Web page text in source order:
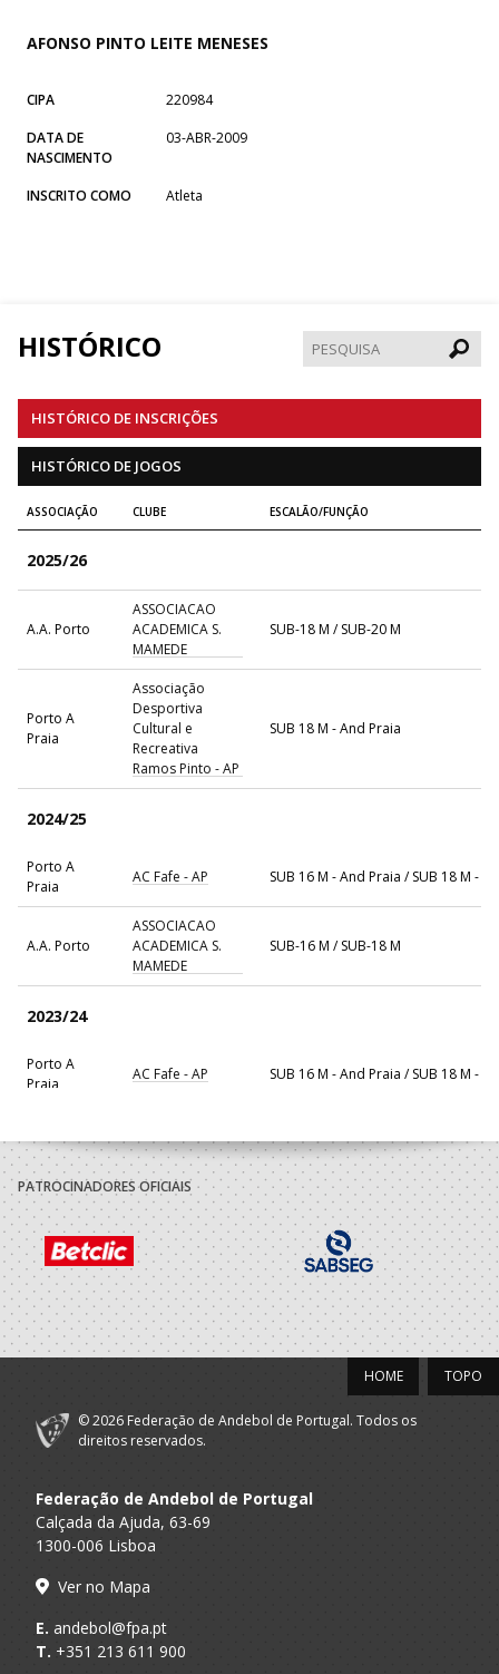
AFONSO PINTO LEITE MENESES
CIPA
220984
DATA DE
NASCIMENTO
03-ABR-2009
INSCRITO COMO Atleta
HISTÓRICO
HISTÓRICO DE INSCRIÇÕES
HISTÓRICO DE JOGOS
ASSOCIAÇÃO CLUBE ESCALÃO/FUNÇÃO
2025/26
A.A. Porto
ASSOCIACAO
ACADEMICA S.
MAMEDE
SUB-18 M / SUB-20 M
Porto A
Praia
Associação
Desportiva
Cultural e
Recreativa
Ramos Pinto - AP
SUB 18 M - And Praia
2024/25
Porto A
Praia
AC Fafe - AP SUB 16 M - And Praia / SUB 18 M -
A.A. Porto
ASSOCIACAO
ACADEMICA S.
MAMEDE
SUB-16 M / SUB-18 M
2023/24
Porto A
Praia
AC Fafe - AP SUB 16 M - And Praia / SUB 18 M -
A.A. Porto
ACADEMICA S.
MAMEDE
SUB-16 M / SUB-18 M
2022/23
A.A. Porto
ASSOCIACAO
ACADEMICA S.
MAMEDE
SUB-14 M / SUB-16 M
Porto A
Dac/Chelsea
Beach Handball -
Sub 14 M - And Praia / SUB 16 M -
2021/22
A.A. Porto
ACADEMICA S.
MAMEDE
SUB-14 M / SUB-16 M
A.A. Porto
ACADEMICA S.
MAMEDE
PATROCINADORES OFICIAIS
TOPO
HOME
© 2026 Federação de Andebol de Portugal. Todos os
direitos reservados.
Federação de Andebol de Portugal
Calçada da Ajuda, 63-69
1300-006 Lisboa
Ver no Mapa
E. andebol@fpa.pt
T. +351 213 611 900